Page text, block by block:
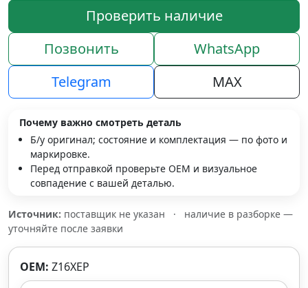
Проверить наличие
Позвонить
WhatsApp
Telegram
MAX
Почему важно смотреть деталь
Б/у оригинал; состояние и комплектация — по фото и
маркировке.
Перед отправкой проверьте OEM и визуальное
совпадение с вашей деталью.
Источник: поставщик не указан ·
наличие в разборке —
уточняйте после заявки
OEM: Z16XEP